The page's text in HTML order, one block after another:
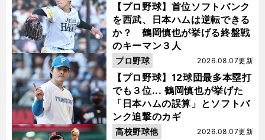
【プロ野球】首位ソフトバンク
を西武、日本ハムは逆転できる
か？ 鶴岡慎也が挙げる終盤戦
のキーマン３人
【プロ野球】12球団最多本塁打
でも３位... 鶴岡慎也が挙げた
「日本ハムの誤算」とソフトバ
ンク追撃のカギ
2026.08.07更新
プロ野球
2026.08.07更新
高校野球他